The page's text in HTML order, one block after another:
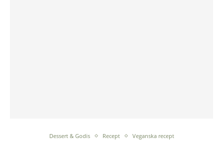
Dessert & Godis Recept Veganska recept